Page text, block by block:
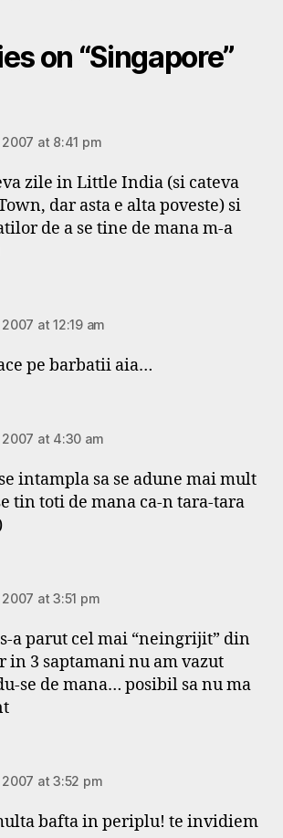
on “Singapore”
at 8:41 pm
zile in Little India (si cateva
dar asta e alta poveste) si
de a se tine de mana m-a
at 12:19 am
pe barbatii aia…
at 4:30 am
intampla sa se adune mai mult
tin toti de mana ca-n tara-tara
at 3:51 pm
a parut cel mai “neingrijit” din
in 3 saptamani nu am vazut
se de mana… posibil sa nu ma
at 3:52 pm
bafta in periplu! te invidiem